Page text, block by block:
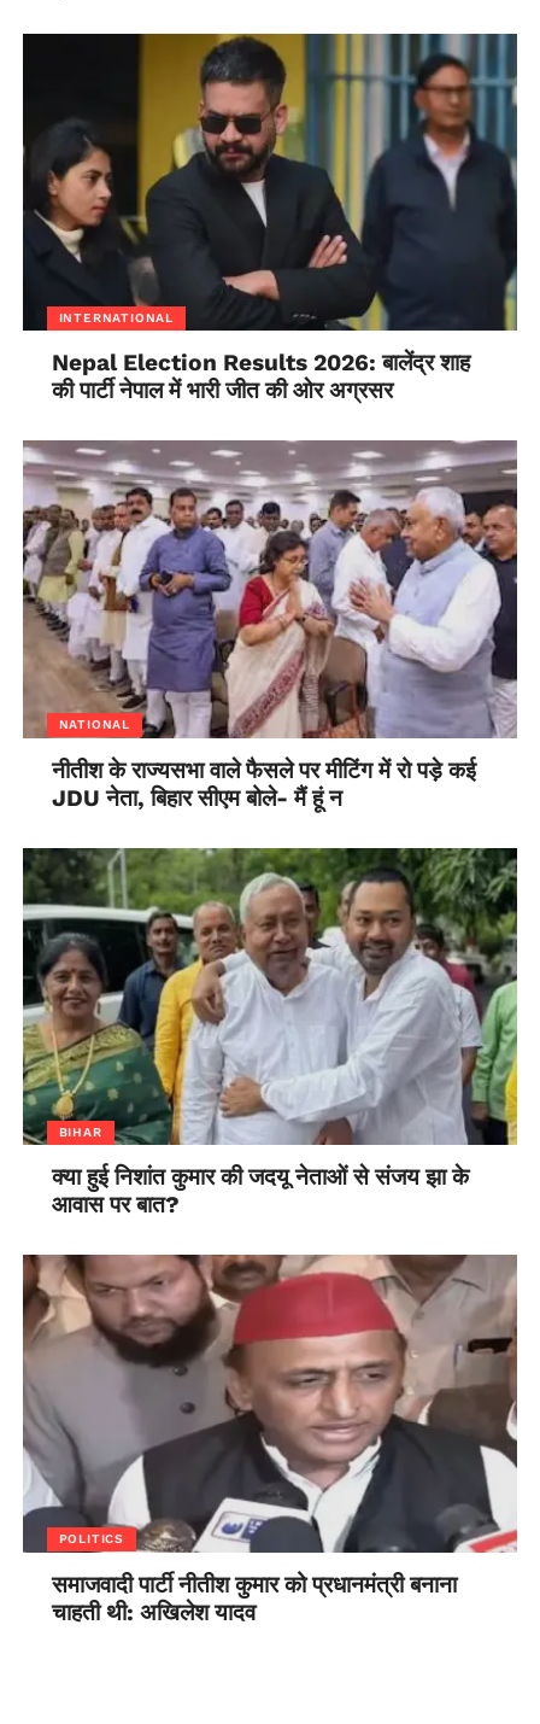
INTERNATIONAL
Nepal Election Results 2026: बालेंद्र शाह
की पार्टी नेपाल में भारी जीत की ओर अग्रसर
NATIONAL
नीतीश के राज्यसभा वाले फैसले पर मीटिंग में रो पड़े कई
JDU नेता, बिहार सीएम बोले- मैं हूं न
BIHAR
क्या हुई निशांत कुमार की जदयू नेताओं से संजय झा के
आवास पर बात?
POLITICS
समाजवादी पार्टी नीतीश कुमार को प्रधानमंत्री बनाना
चाहती थी: अखिलेश यादव